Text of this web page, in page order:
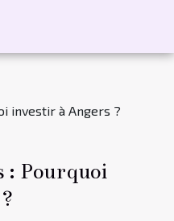
investir à Angers ?
: Pourquoi